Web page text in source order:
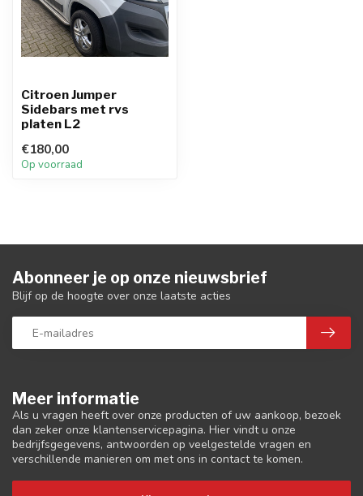
Citroen Jumper
Sidebars met rvs
platen L2
€180,00
Op voorraad
Meer informatie
Als u vragen heeft over onze producten of uw aankoop, bezoek
dan zeker onze klantenservicepagina. Hier vindt u onze
bedrijfsgegevens, antwoorden op veelgestelde vragen en
verschillende manieren om met ons in contact te komen.
Abonneer je op onze nieuwsbrief
Blijf op de hoogte over onze laatste acties